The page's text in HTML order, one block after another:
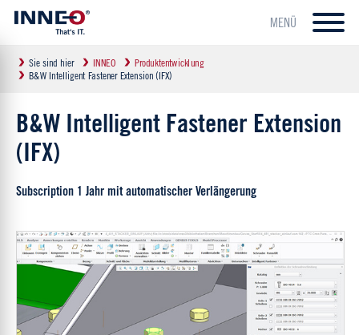
MENÜ
Sie sind hier INNEO
Produktentwicklung
B&W Intelligent Fastener Extension (IFX)
B&W Intelligent Fastener Extension
(IFX)
Subscription 1 Jahr mit automatischer Verlängerung